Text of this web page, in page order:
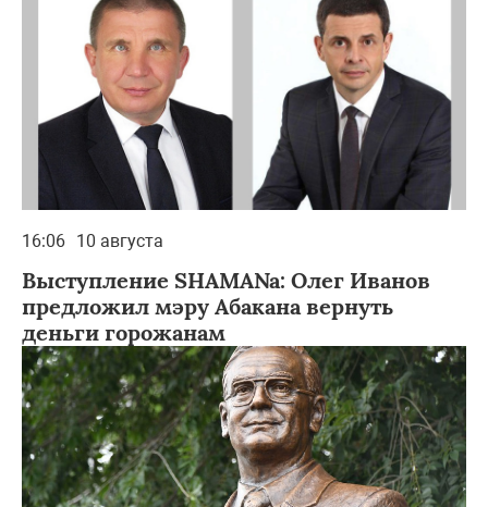
16:06 10 августа
Выступление SHAMANa: Олег Иванов
предложил мэру Абакана вернуть
деньги горожанам